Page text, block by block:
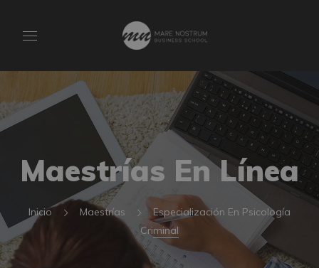
Maestrías En Línea
Inicio Maestrías
Especialización En Psicología
Criminal